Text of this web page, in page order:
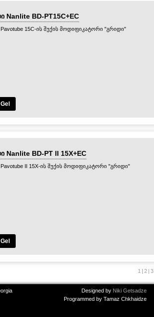
Nanlite BD-PT15C+EC
Pavotube 15C-ის შუქის მოდიფიკატორი "გრიდი"
Nanlite BD-PT II 15X+EC
Pavotube II 15X-ის შუქის მოდიფიკატორი "გრიდი"
1 | 2 | 3
Designed by Niki Getsadze
Programmed by Tamaz Chkhaidze